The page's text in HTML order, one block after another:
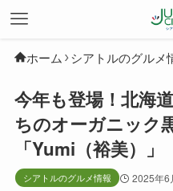
ホーム シアトルのグルメ
今年も登場！北海
ちのオーガニック
「Yumi（裕美）」
シアトルのグルメ情報 2025年6